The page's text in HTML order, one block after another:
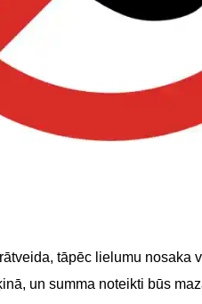
tāpēc lielumu nosaka
un summa noteikti būs